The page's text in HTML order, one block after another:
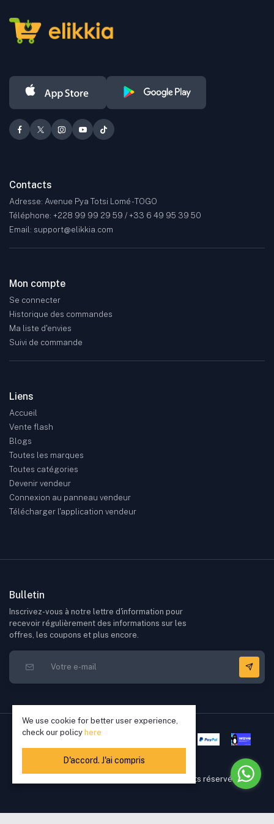
mode, la beauté, l'automobile, le sport, l'électronique grand public,
ainsi que bien d'autres secteurs.
Contacts
Adresse: Avenue Pya Totsi Lomé - TOGO
Téléphone: +228 99 99 29 59 / +33 6 49 95 39 50
Email: support@elikkia.com
Mon compte
Se connecter
Historique des commandes
Ma liste d'envies
Suivi de commande
Liens
Accueil
Vente flash
Blogs
Toutes les marques
Toutes catégories
Devenir vendeur
Connexion au panneau vendeur
Télécharger l'application vendeur
Bulletin
Inscrivez-vous à notre lettre d'information pour
recevoir régulièrement des informations sur les
offres, les coupons et plus encore.
Copyright © 2022 - 2026 Elikkia. Tous droits réservés
We use cookie for better user experience,
check our policy here
D'accord. J'ai compris